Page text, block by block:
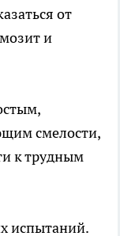
от
и
смелости,
к трудным
испытаний.